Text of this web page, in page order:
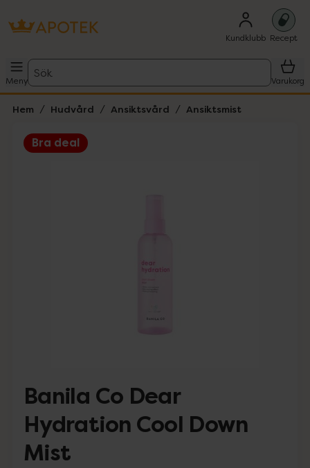
Kundklubb Recept
Meny
Sök
Varukorg
Hem Hudvård Ansiktsvård Ansiktsmist
Bra deal
Banila Co Dear
Hydration Cool Down
Mist